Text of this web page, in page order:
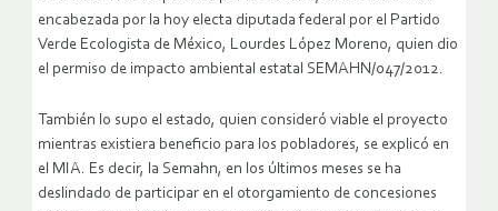
encabezada por la hoy electa diputada federal por el Partido
Verde Ecologista de México, Lourdes López Moreno, quien dio
el permiso de impacto ambiental estatal SEMAHN/047/2012.
También lo supo el estado, quien consideró viable el proyecto
mientras existiera beneficio para los pobladores, se explicó en
el MIA. Es decir, la Semahn, en los últimos meses se ha
deslindado de participar en el otorgamiento de concesiones